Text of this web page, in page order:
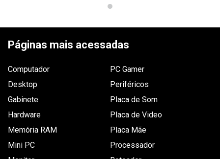
Páginas mais acessadas
Computador
Desktop
Gabinete
Hardware
Memória RAM
Mini PC
PC Gamer
Periféricos
Placa de Som
Placa de Video
Placa Mãe
Processador